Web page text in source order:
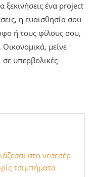
ξεκινήσεις ένα project
η ευαισθησία σου
ή τους φίλους σου,
μείνε
υπερβολικές
στο νεσεσέρ
τσιμπήματα